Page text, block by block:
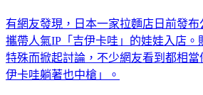
有網友發現，日本一家拉麵店日前發
攜帶人氣IP「吉伊卡哇」的娃娃入店。
特殊而掀起討論，不少網友看到都相
伊卡哇躺著也中槍」。